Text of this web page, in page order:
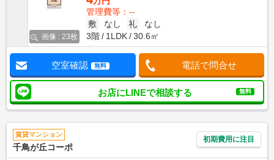
画像 : 23枚
管理費等：--
敷
なし 礼
なし
3階
1LDK 30.6㎡
空室確認 無料 電話で問合せ
お店にLINEで相談する 無料
賃貸マンション
千鳥が丘コーポ
初期費用に注目